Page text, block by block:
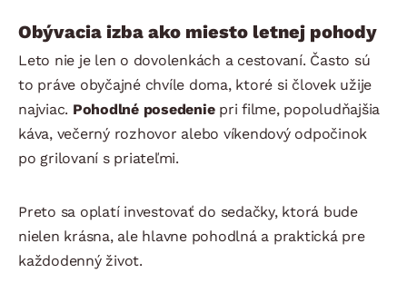
Obývacia izba ako miesto letnej pohody
Leto nie je len o dovolenkách a cestovaní. Často sú
to práve obyčajné chvíle doma, ktoré si človek užije
najviac. Pohodlné posedeniepri filme, popoludňajšia
káva, večerný rozhovor alebo víkendový odpočinok
po grilovaní s priateľmi.
Preto sa oplatí investovať do sedačky, ktorá bude
nielen krásna, ale hlavne pohodlná a praktická pre
každodenný život.